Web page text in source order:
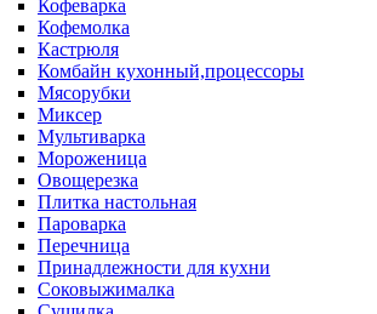
Кофеварка
Кофемолка
Кастрюля
Комбайн кухонный,процессоры
Мясорубки
Миксер
Мультиварка
Мороженица
Овощерезка
Плитка настольная
Пароварка
Перечница
Принадлежности для кухни
Соковыжималка